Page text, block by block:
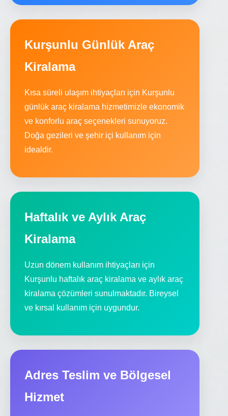
Kurşunlu Günlük Araç
Kiralama
Kısa süreli ulaşım ihtiyaçları için Kurşunlu
günlük araç kiralama hizmetimizle ekonomik
ve konforlu araç seçenekleri sunuyoruz.
Doğa gezileri ve şehir içi kullanım için
idealdir.
Haftalık ve Aylık Araç
Kiralama
Uzun dönem kullanım ihtiyaçları için
Kurşunlu haftalık araç kiralama ve aylık araç
kiralama çözümleri sunulmaktadır. Bireysel
ve kırsal kullanım için uygundur.
Adres Teslim ve Bölgesel
Hizmet